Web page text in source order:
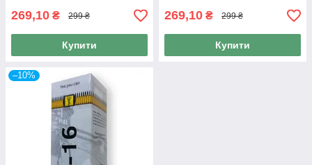
269,10 ₴ 299 ₴
Купити
269,10 ₴ 299 ₴
Купити
–10%